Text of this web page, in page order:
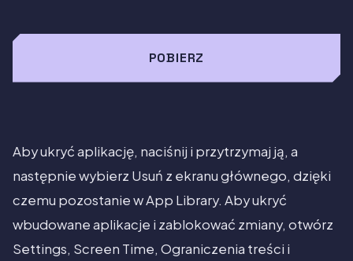
POBIERZ
Aby ukryć aplikację, naciśnij i przytrzymaj ją, a
następnie wybierz Usuń z ekranu głównego, dzięki
czemu pozostanie w App Library. Aby ukryć
wbudowane aplikacje i zablokować zmiany, otwórz
Settings, Screen Time, Ograniczenia treści i